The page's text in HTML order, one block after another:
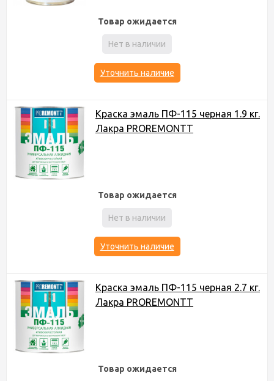
Товар ожидается
Нет в наличии
Уточнить наличие
Краска эмаль ПФ-115 черная 1.9 кг.
Лакра PROREMONTT
Товар ожидается
Нет в наличии
Уточнить наличие
Краска эмаль ПФ-115 черная 2.7 кг.
Лакра PROREMONTT
Товар ожидается